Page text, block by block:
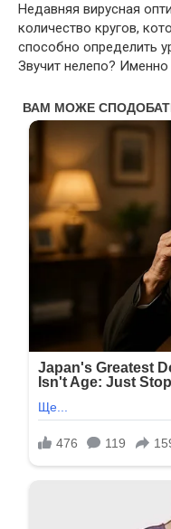
Недавняя вирусная
количество кругов,
способно определить
Звучит нелепо? Именно